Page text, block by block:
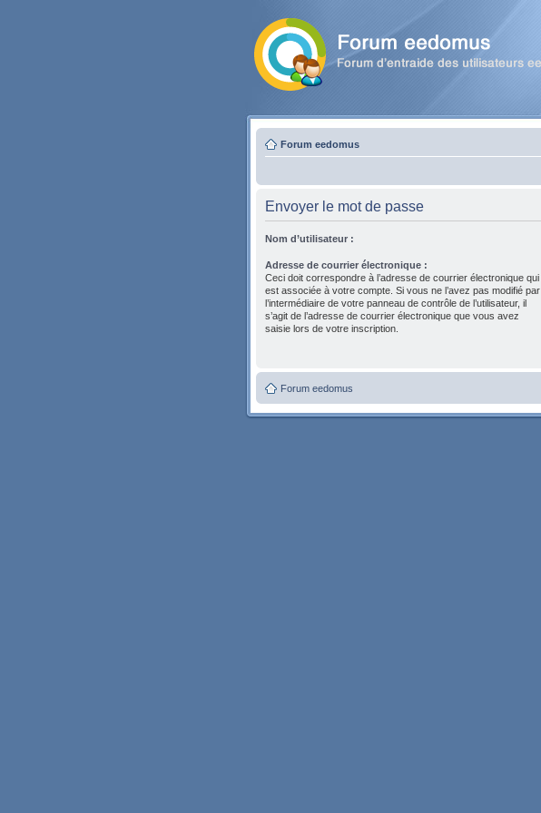
Forum eedomus
Envoyer le mot de passe
Nom d’utilisateur :
Adresse de courrier électronique :
Ceci doit correspondre à l’adresse de courrier électronique qui
est associée à votre compte. Si vous ne l’avez pas modifié par
l’intermédiaire de votre panneau de contrôle de l’utilisateur, il
s’agit de l’adresse de courrier électronique que vous avez
saisie lors de votre inscription.
Forum eedomus